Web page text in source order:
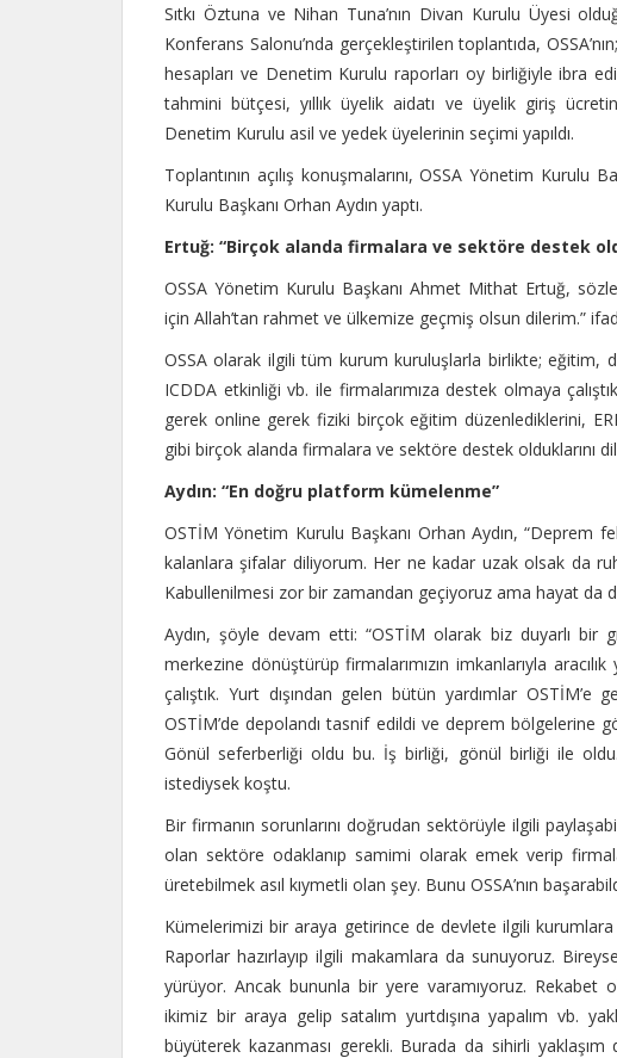
Sıtkı Öztuna ve Nihan Tuna’nın Divan Kurulu Üyesi
Konferans Salonu’nda gerçekleştirilen toplantıda,
hesapları ve Denetim Kurulu raporları oy birliğiyle ibra
tahmini bütçesi, yıllık üyelik aidatı ve üyelik giriş
Denetim Kurulu asil ve yedek üyelerinin seçimi yapıldı.
Toplantının açılış konuşmalarını, OSSA Yönetim
Kurulu Başkanı Orhan Aydın yaptı.
Ertuğ: “Birçok alanda firmalara ve sektöre destek
OSSA Yönetim Kurulu Başkanı Ahmet Mithat Ertuğ,
için Allah’tan rahmet ve ülkemize geçmiş olsun dilerim.”
OSSA olarak ilgili tüm kurum kuruluşlarla birlikte; eğitim,
ICDDA etkinliği vb. ile firmalarımıza destek olmaya
gerek online gerek fiziki birçok eğitim düzenlediklerini,
gibi birçok alanda firmalara ve sektöre destek olduklarını
Aydın: “En doğru platform kümelenme”
OSTİM Yönetim Kurulu Başkanı Orhan Aydın, “Deprem
kalanlara şifalar diliyorum. Her ne kadar uzak olsak da
Kabullenilmesi zor bir zamandan geçiyoruz ama hayat da
Aydın, şöyle devam etti: “OSTİM olarak biz duyarlı bir
merkezine dönüştürüp firmalarımızın imkanlarıyla
çalıştık. Yurt dışından gelen bütün yardımlar
OSTİM’de depolandı tasnif edildi ve deprem bölgelerine
Gönül seferberliği oldu bu. İş birliği, gönül birliği ile
istediysek koştu.
Bir firmanın sorunlarını doğrudan sektörüyle ilgili
olan sektöre odaklanıp samimi olarak emek verip
üretebilmek asıl kıymetli olan şey. Bunu OSSA’nın
Kümelerimizi bir araya getirince de devlete ilgili
Raporlar hazırlayıp ilgili makamlara da sunuyoruz.
yürüyor. Ancak bununla bir yere varamıyoruz. Rekabet
ikimiz bir araya gelip satalım yurtdışına yapalım vb.
büyüterek kazanması gerekli. Burada da sihirli